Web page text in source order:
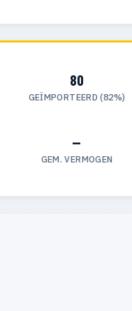
80
GEÏMPORTEERD (82%)
—
GEM. VERMOGEN